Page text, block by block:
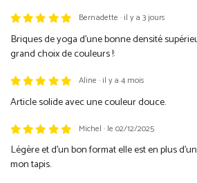
Trustpilot Bernadette · il y a 3 jours
Briques de yoga d'une bonne densité
grand choix de couleurs !:
Aline · il y a 4 mois
Article solide avec une couleur douce.
Michel · le 02/12/2025
Légère et d'un bon format elle est en plus
mon tapis.